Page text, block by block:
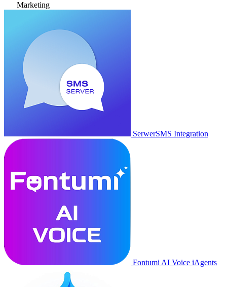
Marketing
SerwerSMS Integration
Fontumi AI Voice iAgents